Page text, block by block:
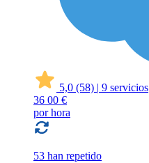
5,0 (58) | 9 servicios
36 00 €
por hora
53 han repetido